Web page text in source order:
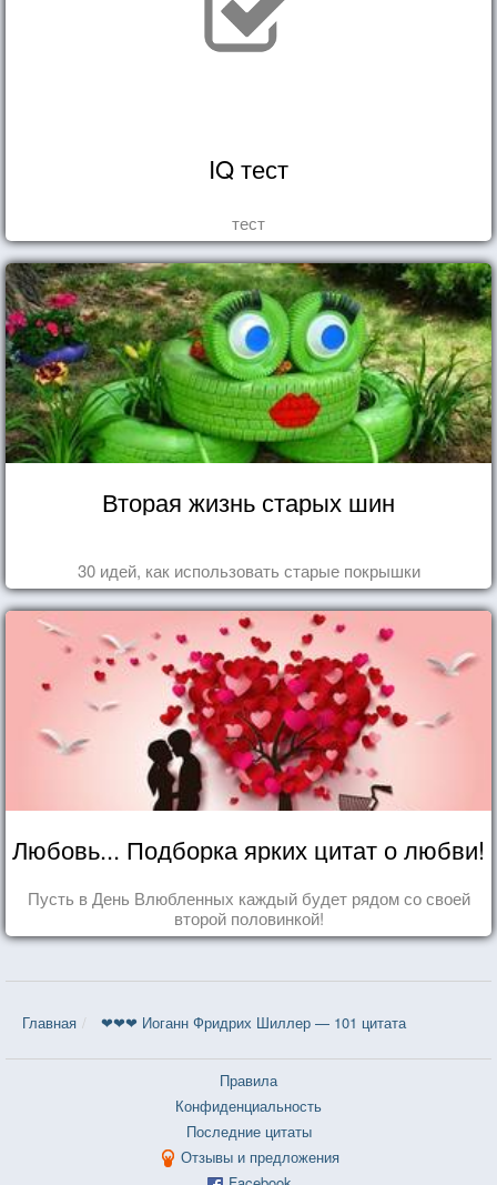
IQ тест
тест
Вторая жизнь старых шин
30 идей, как использовать старые покрышки
Любовь... Подборка ярких цитат о любви!
Пусть в День Влюбленных каждый будет рядом со своей
второй половинкой!
Главная ❤❤❤ Иоганн Фридрих Шиллер — 101 цитата
Правила
Конфиденциальность
Последние цитаты
Отзывы и предложения